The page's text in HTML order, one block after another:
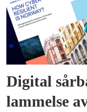
Digital
lammelse